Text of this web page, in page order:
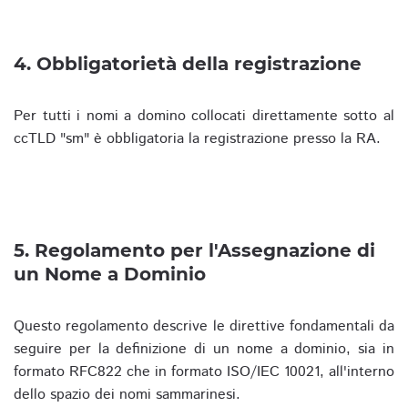
4. Obbligatorietà della registrazione
Per tutti i nomi a domino collocati direttamente sotto al
ccTLD "sm" è obbligatoria la registrazione presso la RA.
5. Regolamento per l'Assegnazione di
un Nome a Dominio
Questo regolamento descrive le direttive fondamentali da
seguire per la definizione di un nome a dominio, sia in
formato RFC822 che in formato ISO/IEC 10021, all'interno
dello spazio dei nomi sammarinesi.